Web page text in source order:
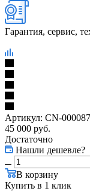
Гарантия, сервис,
Артикул: CN-
45 000 руб.
Достаточно
Нашли дешевле?
В корзину
Купить в 1 клик